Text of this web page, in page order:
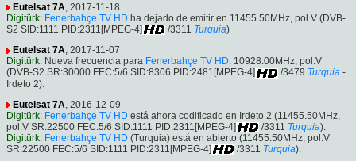
Eutelsat 7A, 2017-11-18
Digitürk: Fenerbahçe TV HD ha dejado de emitir en 11455.50MHz, pol.V (DVB-
S2 SID:1111 PID:2311[MPEG-4]
/3311 Turquia)
Eutelsat 7A, 2017-11-07
Digitürk: Nueva frecuencia para Fenerbahçe TV HD: 10928.00MHz, pol.V
(DVB-S2 SR:30000 FEC:5/6 SID:8306 PID:2481[MPEG-4]
/3479 Turquia -
Irdeto 2).
Eutelsat 7A , 2016-12-09
Digitürk: Fenerbahçe TV HD está ahora codificado en Irdeto 2 (11455.50MHz,
pol.V SR:22500 FEC:5/6 SID:1111 PID:2311[MPEG-4]
/3311 Turquia).
Digitürk: Fenerbahçe TV HD (Turquia) está en abierto (11455.50MHz, pol.V
SR:22500 FEC:5/6 SID:1111 PID:2311[MPEG-4]
/3311 Turquia).